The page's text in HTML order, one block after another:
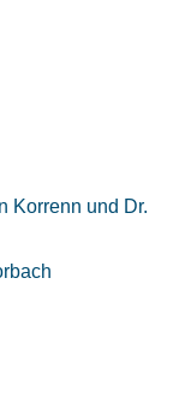
Korrenn und Dr.